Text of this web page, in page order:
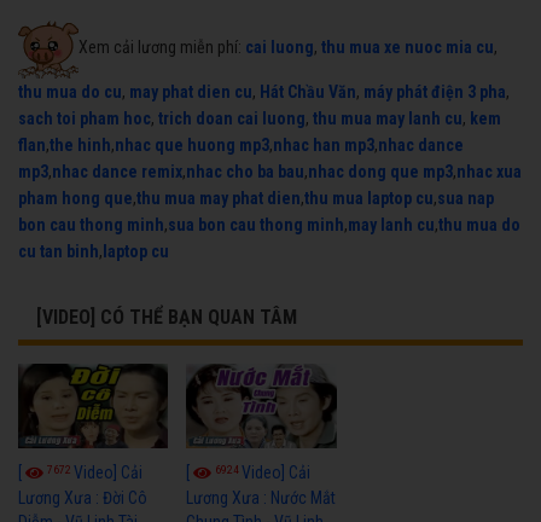
Xem cải lương miễn phí: cai luong, thu mua xe nuoc mia cu,
thu mua do cu, may phat dien cu, Hát Chầu Văn, máy phát điện 3 pha,
sach toi pham hoc, trich doan cai luong, thu mua may lanh cu, kem
flan,the hinh,nhac que huong mp3,nhac han mp3,nhac dance
mp3,nhac dance remix,nhac cho ba bau,nhac dong que mp3,nhac xua
pham hong que,thu mua may phat dien,thu mua laptop cu,sua nap
bon cau thong minh,sua bon cau thong minh,may lanh cu,thu mua do
cu tan binh, laptop cu
[VIDEO] CÓ THỂ BẠN QUAN TÂM
7672 Video] Cải
Lương Xưa : Đời Cô
6924Video] Cải
Lương Xưa : Nước Mắt